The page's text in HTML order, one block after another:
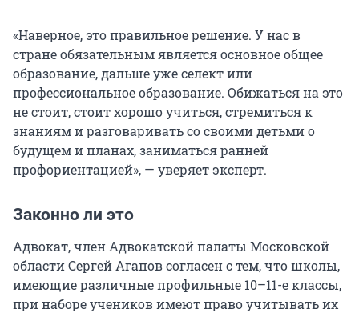
«Наверное, это правильное решение. У нас в
стране обязательным является основное общее
образование, дальше уже селект или
профессиональное образование. Обижаться на это
не стоит, стоит хорошо учиться, стремиться к
знаниям и разговаривать со своими детьми о
будущем и планах, заниматься ранней
профориентацией», — уверяет эксперт.
Законно ли это
Адвокат, член Адвокатской палаты Московской
области Сергей Агапов согласен с тем, что школы,
имеющие различные профильные 10–11-е классы,
при наборе учеников имеют право учитывать их